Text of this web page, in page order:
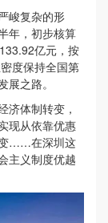
峻复杂的形
年，初步核算
亿元，按
度保持全国第
之路。
济体制转变，
现从依靠优惠
变……在深圳这
主义制度优越